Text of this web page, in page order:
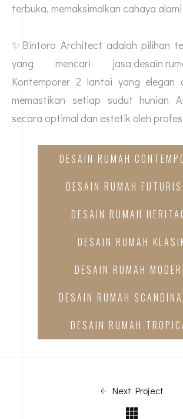
terbuka, memaksimalkan cahaya
✨Bintoro Architect adalah pilihan
yang mencari jasa desain
Kontemporer 2 lantai yang elegan
memastikan setiap sudut hunian
secara optimal dan estetik oleh
DESAIN RUMAH
DESAIN RUMAH
DESAIN RUMAH
DESAIN RUMAH
DESAIN RUMAH
DESAIN RUMAH
DESAIN RUMAH
Next Project